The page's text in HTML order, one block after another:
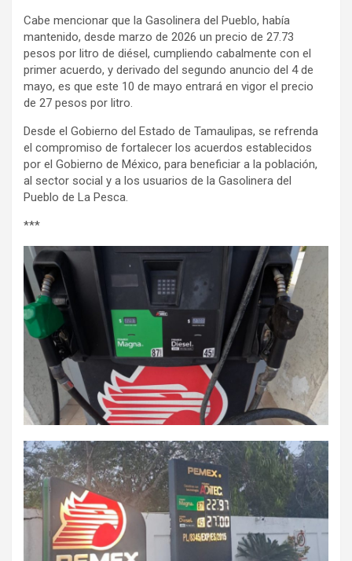
Cabe mencionar que la Gasolinera del Pueblo, había
mantenido, desde marzo de 2026 un precio de 27.73
pesos por litro de diésel, cumpliendo cabalmente con el
primer acuerdo, y derivado del segundo anuncio del 4 de
mayo, es que este 10 de mayo entrará en vigor el precio
de 27 pesos por litro.
Desde el Gobierno del Estado de Tamaulipas, se refrenda
el compromiso de fortalecer los acuerdos establecidos
por el Gobierno de México, para beneficiar a la población,
al sector social y a los usuarios de la Gasolinera del
Pueblo de La Pesca.
***